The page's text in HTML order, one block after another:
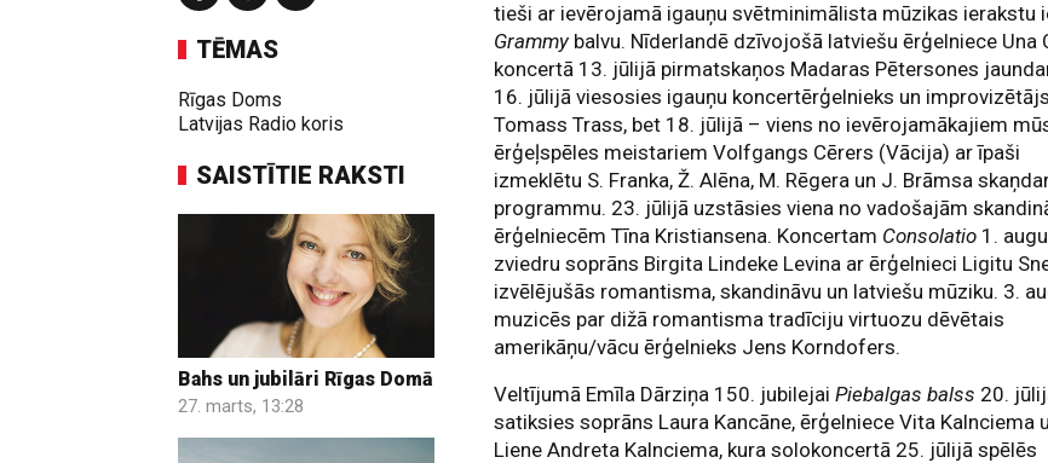
TĒMAS
Rīgas Doms
Latvijas Radio koris
SAISTĪTIE RAKSTI
Bahs un jubilāri Rīgas Domā
27. marts, 13:28
tieši ar ievērojamā igauņu svētminimālista mūzikas ierakstu
Grammy balvu. Nīderlandē dzīvojošā latviešu ērģelniece Una
koncertā 13. jūlijā pirmatskaņos Madaras Pētersones
16. jūlijā viesosies igauņu koncertērģelnieks un improvizētājs
Tomass Trass, bet 18. jūlijā – viens no ievērojamākajiem
ērģeļspēles meistariem Volfgangs Cērers (Vācija) ar īpaši
izmeklētu S. Franka, Ž. Alēna, M. Rēgera un J. Brāmsa
programmu. 23. jūlijā uzstāsies viena no vadošajām
ērģelniecēm Tīna Kristiansena. Koncertam Consolatio 1.
zviedru soprāns Birgita Lindeke Levina ar ērģelnieci Ligitu
izvēlējušās romantisma, skandināvu un latviešu mūziku. 3.
muzicēs par dižā romantisma tradīciju virtuozu dēvētais
amerikāņu/vācu ērģelnieks Jens Korndofers.
Veltījumā Emīla Dārziņa 150. jubilejaiPiebalgas balss 20.
satiksies soprāns Laura Kancāne, ērģelniece Vita Kalnciema
Liene Andreta Kalnciema, kura solokoncertā 25. jūlijā spēlēs